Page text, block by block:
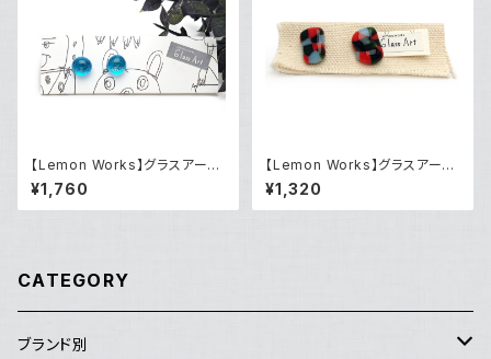
【Lemon Works】グラスアー
ト ボールピアス（Blue）
¥1,760
【Lemon Works】グラスアー
ト ピアス（LWGAPP-02）
¥1,320
CATEGORY
ブランド別